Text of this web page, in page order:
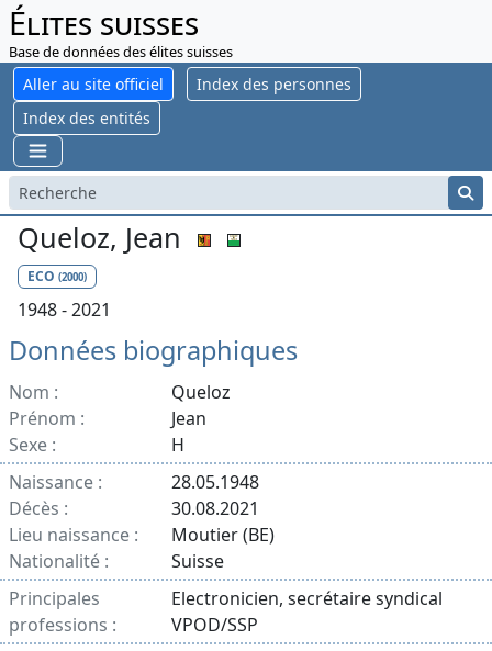
Élites suisses
Base de données des élites suisses
Aller au site officiel
Index des personnes
Index des entités
Queloz, Jean
ECO (2000)
1948 - 2021
Données biographiques
Nom :
Queloz
Prénom :
Jean
Sexe :
H
Naissance :
28.05.1948
Décès :
30.08.2021
Lieu naissance :
Moutier (BE)
Nationalité :
Suisse
Principales
professions :
Electronicien, secrétaire syndical
VPOD/SSP